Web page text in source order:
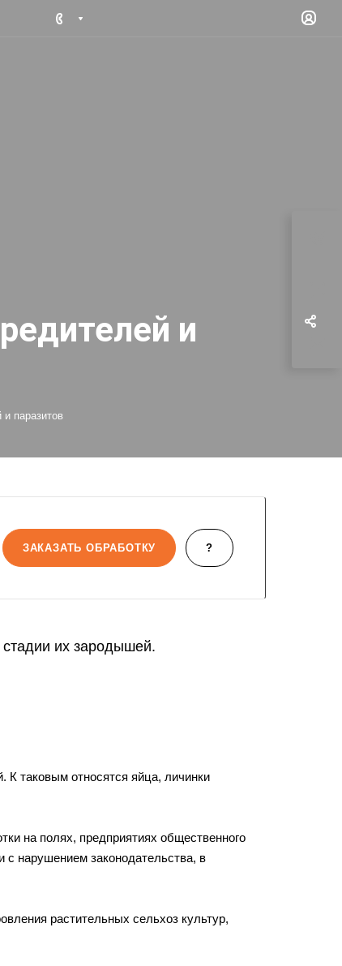
и
паразитов
ЗАКАЗАТЬ ОБРАБОТКУ ?
их зародышей.
К таковым относятся яйца, личинки
на полях, предприятиях общественного
с нарушением законодательства, в
растительных сельхоз культур,